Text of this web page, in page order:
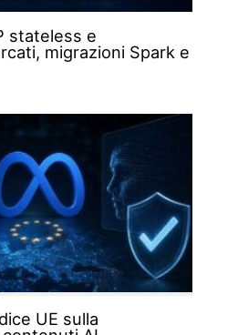
stateless e
migrazioni Spark e
UE sulla